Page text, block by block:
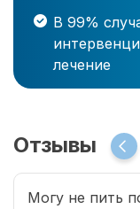
В 99%
лечение
Отзывы
Могу не пить